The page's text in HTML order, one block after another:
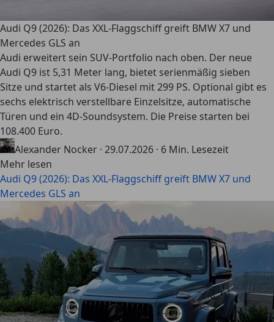
Audi Q9 (2026): Das XXL-Flaggschiff greift BMW X7 und
Mercedes GLS an
Audi erweitert sein SUV-Portfolio nach oben. Der neue
Audi Q9 ist 5,31 Meter lang, bietet serienmäßig sieben
Sitze und startet als V6-Diesel mit 299 PS. Optional gibt es
sechs elektrisch verstellbare Einzelsitze, automatische
Türen und ein 4D-Soundsystem. Die Preise starten bei
108.400 Euro.
Alexander Nocker · 29.07.2026 · 6 Min. Lesezeit
Mehr lesen
Audi Q9 (2026): Das XXL-Flaggschiff greift BMW X7 und
Mercedes GLS an